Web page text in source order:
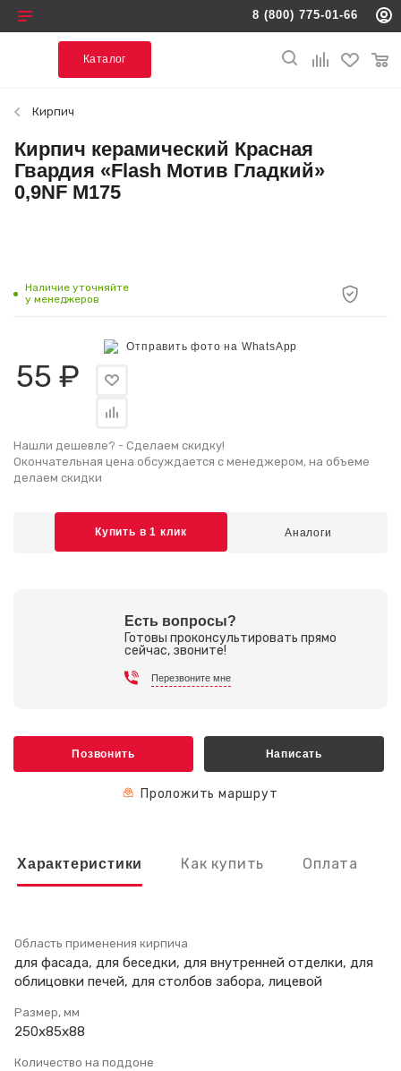
Каталог
Кирпич керамический Красная
Гвардия «Flash Мотив Гладкий»
0,9NF М175
Кирпич
Наличие уточняйте
у менеджеров
Отправить фото на WhatsApp
55 ₽
Нашли дешевле? - Сделаем скидку!
Окончательная цена обсуждается с менеджером, на объеме
делаем скидки
Купить в 1 клик
Есть вопросы?
Готовы проконсультировать прямо
сейчас, звоните!
Перезвоните мне
Позвонить Написать
Проложить маршрут
Характеристики Как купить Оплата
Область применения кирпича
для фасада, для беседки, для внутренней отделки, для
облицовки печей, для столбов забора, лицевой
Размер, мм
250х85х88
Количество на поддоне